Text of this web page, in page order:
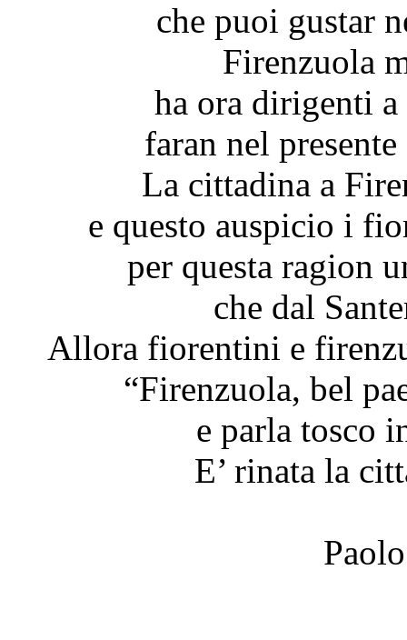
che puoi gustar
Firenzuola
ha ora dirigenti a
faran nel
La cittadina a
e questo auspicio i
per questa ragion
che dal
Allora fiorentini e
“Firenzuola, bel
e parla tosco
E’ rinata la